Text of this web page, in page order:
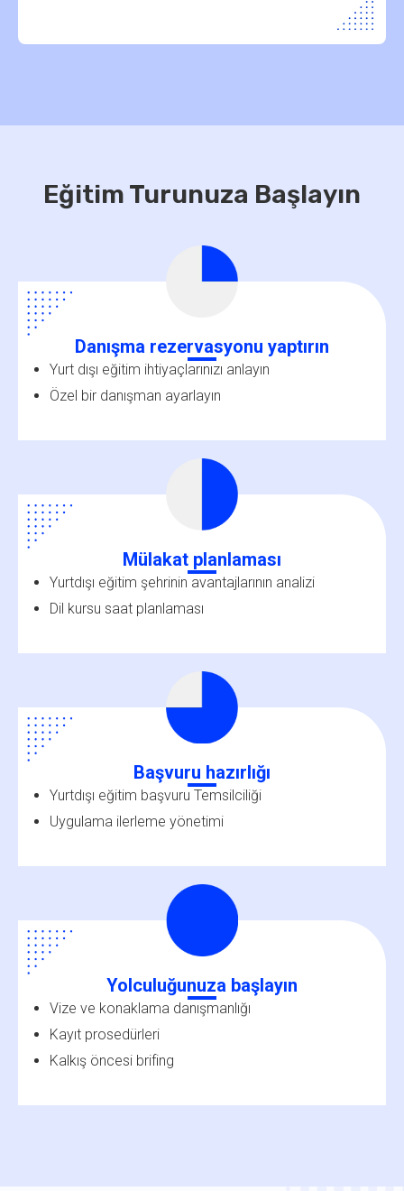
Eğitim Turunuza Başlayın
Danışma rezervasyonu yaptırın
Yurt dışı eğitim ihtiyaçlarınızı anlayın
Özel bir danışman ayarlayın
Mülakat planlaması
Yurtdışı eğitim şehrinin avantajlarının analizi
Dil kursu saat planlaması
Başvuru hazırlığı
Yurtdışı eğitim başvuru Temsilciliği
Uygulama ilerleme yönetimi
Yolculuğunuza başlayın
Vize ve konaklama danışmanlığı
Kayıt prosedürleri
Kalkış öncesi brifing